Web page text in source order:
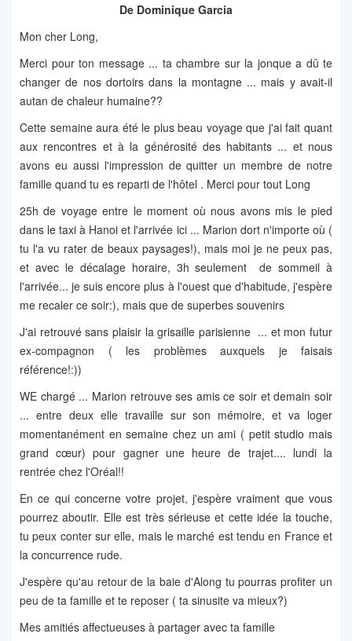
De Dominique Garcia
Mon cher Long,
Merci pour ton message ... ta chambre sur la jonque a dû te
changer de nos dortoirs dans la montagne ... mais y avait-il
autan de chaleur humaine??
Cette semaine aura été le plus beau voyage que j'ai fait quant
aux rencontres et à la générosité des habitants ... et nous
avons eu aussi l'impression de quitter un membre de notre
famille quand tu es reparti de l'hôtel . Merci pour tout Long
25h de voyage entre le moment où nous avons mis le pied
dans le taxi à Hanoi et l'arrivée ici ... Marion dort n'importe où (
tu l'a vu rater de beaux paysages!), mais moi je ne peux pas,
et avec le décalage horaire, 3h seulement de sommeil à
l'arrivée... je suis encore plus à l'ouest que d'habitude, j'espère
me recaler ce soir:), mais que de superbes souvenirs
J'ai retrouvé sans plaisir la grisaille parisienne ... et mon futur
ex-compagnon ( les problèmes auxquels je faisais
référence!:))
WE chargé ... Marion retrouve ses amis ce soir et demain soir
... entre deux elle travaille sur son mémoire, et va loger
momentanément en semaine chez un ami ( petit studio mais
grand cœur) pour gagner une heure de trajet.... lundi la
rentrée chez l'Oréal!!
En ce qui concerne votre projet, j'espère vraiment que vous
pourrez aboutir. Elle est très sérieuse et cette idée la touche,
tu peux conter sur elle, mais le marché est tendu en France et
la concurrence rude.
J'espère qu'au retour de la baie d'Along tu pourras profiter un
peu de ta famille et te reposer ( ta sinusite va mieux?)
Mes amitiés affectueuses à partager avec ta famille